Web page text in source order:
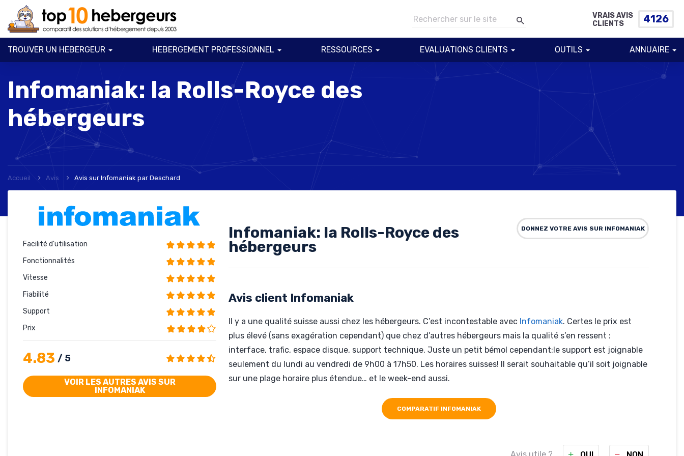
VRAIS AVIS
CLIENTS
4126
TROUVER UN HEBERGEUR HEBERGEMENT PROFESSIONNEL RESSOURCES EVALUATIONS CLIENTS OUTILS ANNUAIRE
Infomaniak: la Rolls-Royce des
hébergeurs
Accueil Avis Avis sur Infomaniak par Deschard
Facilité d'utilisation
Fonctionnalités
Vitesse
Fiabilité
Support
Prix
4.83 / 5
VOIR LES AUTRES AVIS SUR
INFOMANIAK
Infomaniak: la Rolls-Royce des
hébergeurs
DONNEZ VOTRE AVIS SUR INFOMANIAK
Avis client Infomaniak
Il y a une qualité suisse aussi chez les hébergeurs. C’est incontestable avec Infomaniak. Certes le prix est
plus élevé (sans exagération cependant) que chez d’autres hébergeurs mais la qualité s’en ressent :
interface, trafic, espace disque, support technique. Juste un petit bémol cependant:le support est joignable
seulement du lundi au vendredi de 9h00 à 17h50. Les horaires suisses! Il serait souhaitable qu’il soit joignable
sur une plage horaire plus étendue… et le week-end aussi.
COMPARATIF INFOMANIAK